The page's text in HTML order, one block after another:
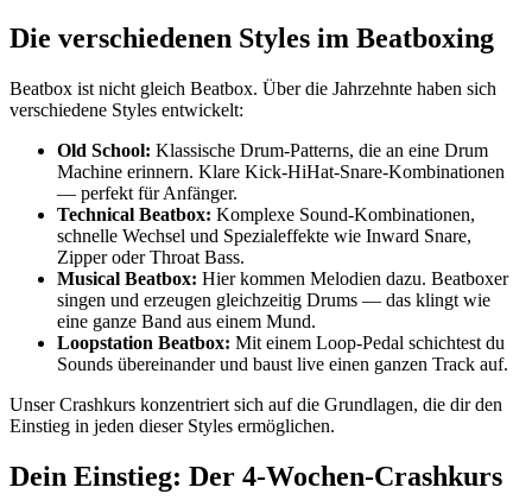
Die verschiedenen Styles im Beatboxing
Beatbox ist nicht gleich Beatbox. Über die Jahrzehnte haben sich
verschiedene Styles entwickelt:
Old School: Klassische Drum-Patterns, die an eine Drum
Machine erinnern. Klare Kick-HiHat-Snare-Kombinationen
— perfekt für Anfänger.
Technical Beatbox: Komplexe Sound-Kombinationen,
schnelle Wechsel und Spezialeffekte wie Inward Snare,
Zipper oder Throat Bass.
Musical Beatbox: Hier kommen Melodien dazu. Beatboxer
singen und erzeugen gleichzeitig Drums — das klingt wie
eine ganze Band aus einem Mund.
Loopstation Beatbox: Mit einem Loop-Pedal schichtest du
Sounds übereinander und baust live einen ganzen Track auf.
Unser Crashkurs konzentriert sich auf die Grundlagen, die dir den
Einstieg in jeden dieser Styles ermöglichen.
Dein Einstieg: Der 4-Wochen-Crashkurs